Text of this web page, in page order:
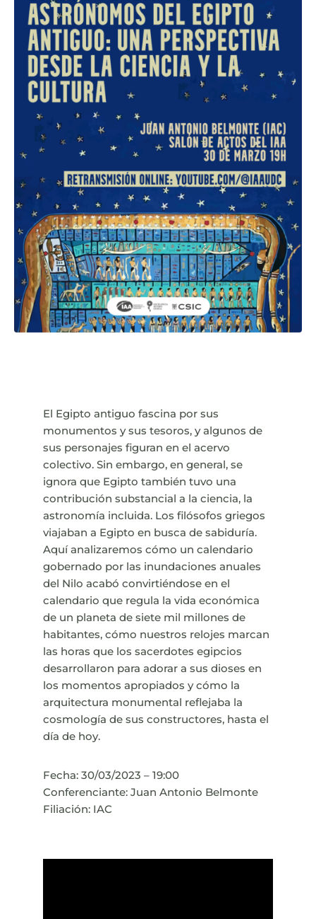
El Egipto antiguo fascina por sus
monumentos y sus tesoros, y algunos de
sus personajes figuran en el acervo
colectivo. Sin embargo, en general, se
ignora que Egipto también tuvo una
contribución substancial a la ciencia, la
astronomía incluida. Los filósofos griegos
viajaban a Egipto en busca de sabiduría.
Aquí analizaremos cómo un calendario
gobernado por las inundaciones anuales
del Nilo acabó convirtiéndose en el
calendario que regula la vida económica
de un planeta de siete mil millones de
habitantes, cómo nuestros relojes marcan
las horas que los sacerdotes egipcios
desarrollaron para adorar a sus dioses en
los momentos apropiados y cómo la
arquitectura monumental reflejaba la
cosmología de sus constructores, hasta el
día de hoy.
Fecha: 30/03/2023 – 19:00
Conferenciante: Juan Antonio Belmonte
Filiación: IAC